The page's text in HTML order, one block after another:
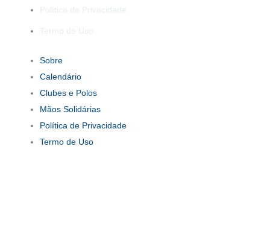
Política de Privacidade
Termo de Uso
Sobre
Calendário
Clubes e Polos
Mãos Solidárias
Política de Privacidade
Termo de Uso